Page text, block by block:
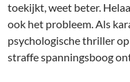
toekijkt, weet beter.
ook het probleem. Als
psychologische thriller
straffe spanningsboog